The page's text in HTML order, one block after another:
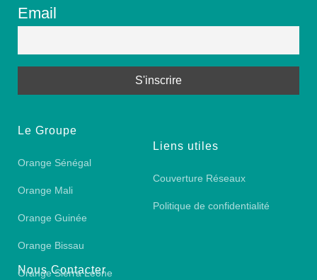
Email
Le Groupe
Orange Sénégal
Orange Mali
Orange Guinée
Orange Bissau
Orange Sierra Leone
Liens utiles
Couverture Réseaux
Politique de confidentialité
Nous Contacter